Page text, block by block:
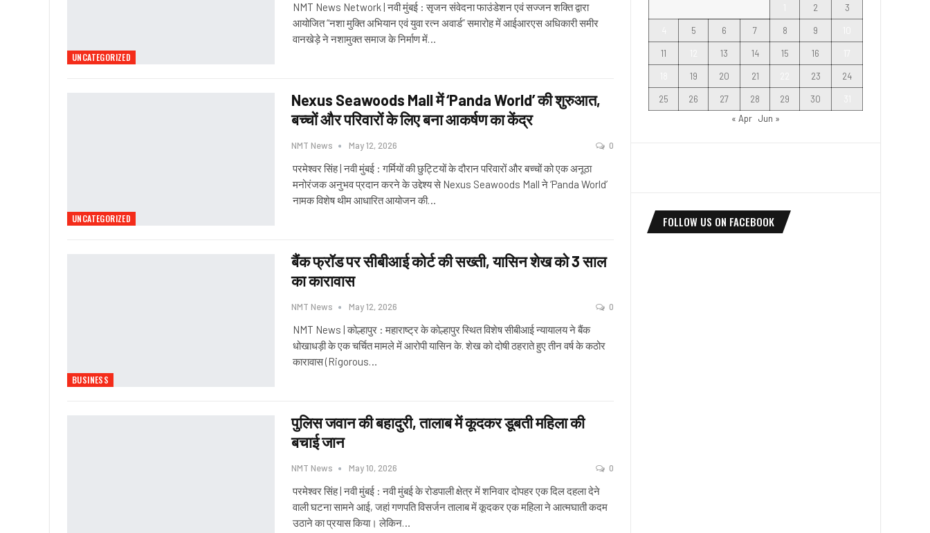
UNCATEGORIZED
NMT News Network | नवी मुंबई : सृजन संवेदना फाउंडेशन एवं सज्जन शक्ति द्वारा
आयोजित “नशा मुक्ति अभियान एवं युवा रत्न अवार्ड” समारोह में आईआरएस अधिकारी समीर
वानखेड़े ने नशामुक्त समाज के निर्माण में…
UNCATEGORIZED
Nexus Seawoods Mall में ‘Panda World’ की शुरुआत,
बच्चों और परिवारों के लिए बना आकर्षण का केंद्र
NMT News May 12, 2026 0
परमेश्वर सिंह | नवी मुंबई : गर्मियों की छुट्टियों के दौरान परिवारों और बच्चों को एक अनूठा
मनोरंजक अनुभव प्रदान करने के उद्देश्य से Nexus Seawoods Mall ने ‘Panda World’
नामक विशेष थीम आधारित आयोजन की…
BUSINESS
बैंक फ्रॉड पर सीबीआई कोर्ट की सख्ती, यासिन शेख को 3 साल
का कारावास
NMT News May 12, 2026 0
NMT News | कोल्हापुर : महाराष्ट्र के कोल्हापुर स्थित विशेष सीबीआई न्यायालय ने बैंक
धोखाधड़ी के एक चर्चित मामले में आरोपी यासिन के. शेख को दोषी ठहराते हुए तीन वर्ष के कठोर
कारावास (Rigorous…
पुलिस जवान की बहादुरी, तालाब में कूदकर डूबती महिला की
बचाई जान
NMT News May 10, 2026 0
परमेश्वर सिंह | नवी मुंबई : नवी मुंबई के रोडपाली क्षेत्र में शनिवार दोपहर एक दिल दहला देने
वाली घटना सामने आई, जहां गणपति विसर्जन तालाब में कूदकर एक महिला ने आत्मघाती कदम
उठाने का प्रयास किया। लेकिन…
2 3
5 6 7 8 9
11 13 14 15 16
19 20 21 23 24
25 26 27 28 29 30
« Apr Jun »
FOLLOW US ON FACEBOOK